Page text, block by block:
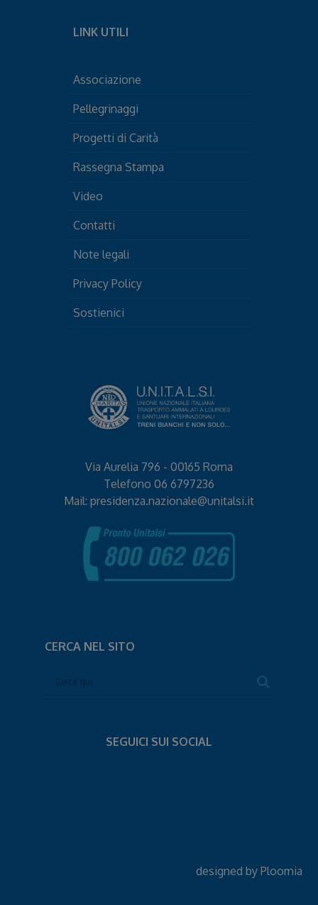
LINK UTILI
Associazione
Pellegrinaggi
Progetti di Carità
Rassegna Stampa
Video
Contatti
Note legali
Privacy Policy
Sostienici
Via Aurelia 796 - 00165 Roma
Telefono 06 6797236
Mail: presidenza.nazionale@unitalsi.it
CERCA NEL SITO
SEGUICI SUI SOCIAL
designed by Ploomia